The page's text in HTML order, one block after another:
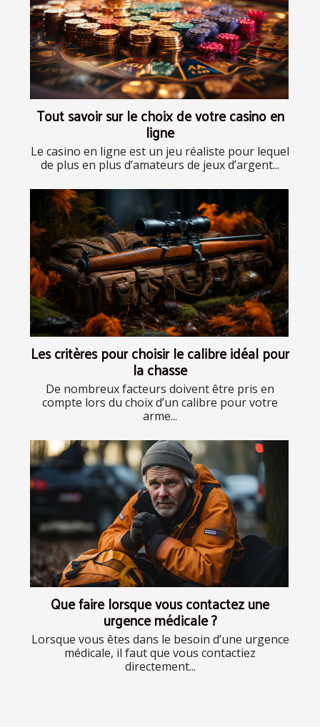
Tout savoir sur le choix de votre casino en
ligne
Le casino en ligne est un jeu réaliste pour lequel
de plus en plus d’amateurs de jeux d’argent...
Les critères pour choisir le calibre idéal pour
la chasse
De nombreux facteurs doivent être pris en
compte lors du choix d’un calibre pour votre
arme...
Que faire lorsque vous contactez une
urgence médicale ?
Lorsque vous êtes dans le besoin d’une urgence
médicale, il faut que vous contactiez
directement...